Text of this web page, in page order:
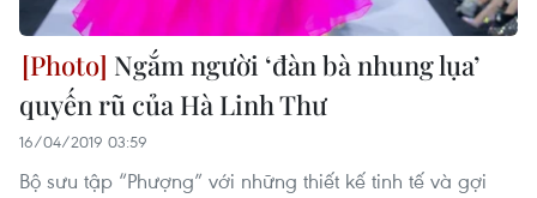
Ngắm người ‘đàn bà nhung lụa’
quyến rũ của Hà Linh Thư
16/04/2019 03:59
Bộ sưu tập “Phượng” với những thiết kế tinh tế và gợi